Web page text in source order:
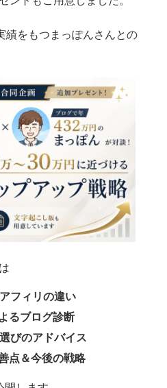
績をもつまっぽんさんとの
フィリの違い
るブログ診断
びのアドバイス
点＆今後の戦略